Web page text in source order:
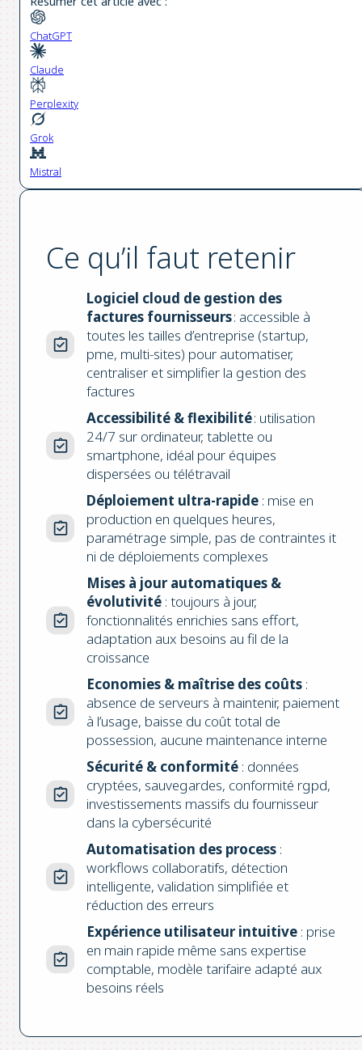
ChatGPT
Claude
Perplexity
Grok
Mistral
Ce qu’il faut retenir
Logiciel cloud de gestion des
factures fournisseurs: accessible à
toutes les tailles d’entreprise (startup,
pme, multi-sites) pour automatiser,
centraliser et simplifier la gestion des
factures
Accessibilité & flexibilité: utilisation
24/7 sur ordinateur, tablette ou
smartphone, idéal pour équipes
dispersées ou télétravail
Déploiement ultra-rapide : mise en
production en quelques heures,
paramétrage simple, pas de contraintes it
ni de déploiements complexes
Mises à jour automatiques &
évolutivité : toujours à jour,
fonctionnalités enrichies sans effort,
adaptation aux besoins au fil de la
croissance
Economies & maîtrise des coûts :
absence de serveurs à maintenir, paiement
à l’usage, baisse du coût total de
possession, aucune maintenance interne
Sécurité & conformité : données
cryptées, sauvegardes, conformité rgpd,
investissements massifs du fournisseur
dans la cybersécurité
Automatisation des process :
workflows collaboratifs, détection
intelligente, validation simplifiée et
réduction des erreurs
Expérience utilisateur intuitive : prise
en main rapide même sans expertise
comptable, modèle tarifaire adapté aux
besoins réels